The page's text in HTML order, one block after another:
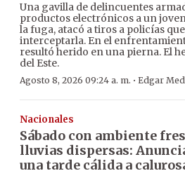
Una gavilla de delincuentes
productos electrónicos a un
la fuga, atacó a tiros a policías
interceptarla. En el
resultó herido en una pierna. El
del Este.
Agosto 8, 2026 09:24 a. m. · Edgar
Nacionales
Sábado con ambiente
lluvias dispersas:
una tarde cálida a